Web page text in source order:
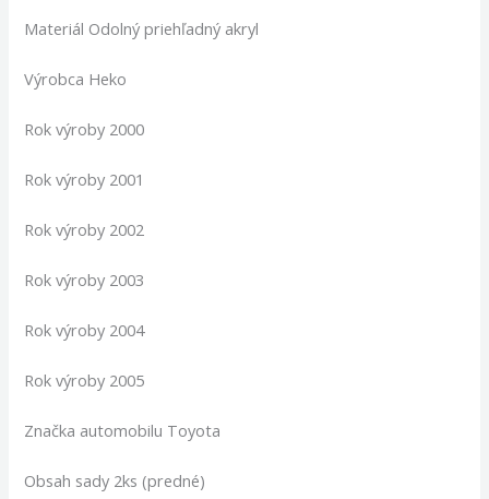
Materiál Odolný priehľadný akryl
Výrobca Heko
Rok výroby 2000
Rok výroby 2001
Rok výroby 2002
Rok výroby 2003
Rok výroby 2004
Rok výroby 2005
Značka automobilu Toyota
Obsah sady 2ks (predné)